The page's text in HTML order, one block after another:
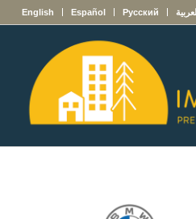
English Español Русский